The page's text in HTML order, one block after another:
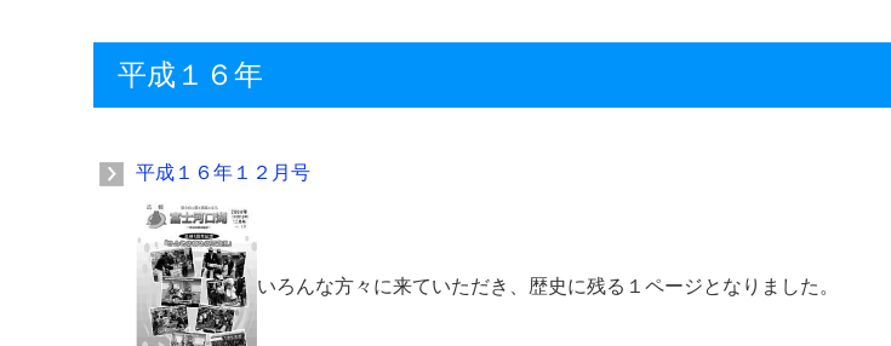
平成１６年
平成１６年１２月号
いろんな方々に来ていただき、歴史に残る１ページとなりました。